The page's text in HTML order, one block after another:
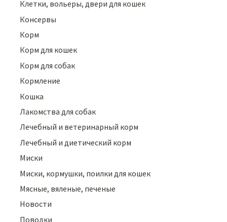
Клетки, вольеры, двери для кошек
Консервы
Корм
Корм для кошек
Корм для собак
Кормление
Кошка
Лакомства для собак
Лечебный и ветеринарный корм
Лечебный и диетический корм
Миски
Миски, кормушки, поилки для кошек
Мясные, вяленые, печеные
Новости
Поводки